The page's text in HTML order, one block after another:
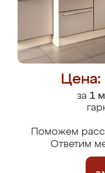
за 1
Поможем
Ответим